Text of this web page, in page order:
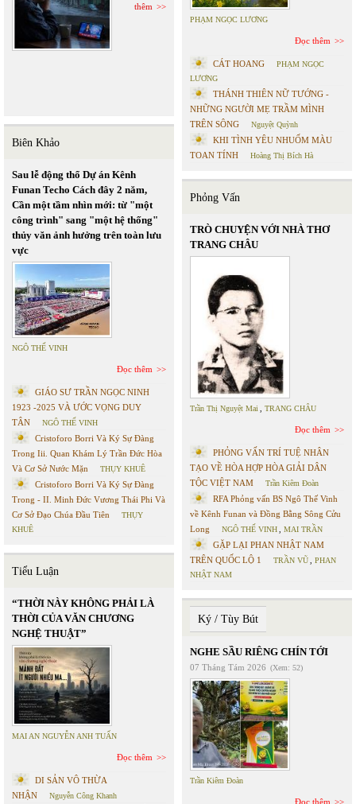
thêm
Biên Khảo
Sau lễ động thổ Dự án Kênh
Funan Techo Cách đây 2 năm,
Cần một tầm nhìn mới: từ "một
công trình" sang "một hệ thống"
thủy văn ảnh hưởng trên toàn lưu
vực
NGÔ THẾ VINH
Đọc thêm
GIÁO SƯ TRẦN NGỌC NINH
1923 -2025 VÀ ƯỚC VỌNG DUY
TÂN
NGÔ THẾ VINH
Cristoforo Borri Và Ký Sự Đàng
Trong Iii. Quan Khám Lý Trần Đức Hòa
Và Cơ Sở Nước Mặn
THỤY KHUÊ
Cristoforo Borri Và Ký Sự Đàng
Trong - II. Minh Đức Vương Thái Phi Và
Cơ Sở Đạo Chúa Đầu Tiên
THỤY
KHUÊ
Tiểu Luận
“THỜI NÀY KHÔNG PHẢI LÀ
THỜI CỦA VĂN CHƯƠNG
NGHỆ THUẬT”
MAI AN NGUYỄN ANH TUẤN
Đọc thêm
DI SẢN VÔ THỪA
NHẬN
Nguyễn Công Khanh
PHẠM NGỌC LƯƠNG
Đọc thêm
CÁT HOANG
PHẠM NGỌC
LƯƠNG
THÁNH THIÊN NỮ TƯỚNG -
NHỮNG NGƯỜI MẸ TRẦM MÌNH
TRÊN SÔNG
Nguyệt Quỳnh
KHI TÌNH YÊU NHUỐM MÀU
TOAN TÍNH
Hoàng Thị Bích Hà
Phỏng Vấn
TRÒ CHUYỆN VỚI NHÀ THƠ
TRANG CHÂU
Trần Thị Nguyệt Mai, TRANG CHÂU
Đọc thêm
PHỎNG VẤN TRÍ TUỆ NHÂN
TẠO VỀ HÒA HỢP HÒA GIẢI DÂN
TỘC VIỆT NAM
Trần Kiêm Đoàn
RFA Phỏng vấn BS Ngô Thế Vinh
về Kênh Funan và Đồng Bằng Sông Cửu
Long
NGÔ THẾ VINH, MAI TRẦN
GẶP LẠI PHAN NHẬT NAM
TRÊN QUỐC LỘ 1
TRẦN VŨ, PHAN
NHẬT NAM
Ký / Tùy Bút
NGHE SẦU RIÊNG CHÍN TỚI
07 Tháng Tám 2026 (Xem: 52)
Trần Kiêm Đoàn
Đọc thêm